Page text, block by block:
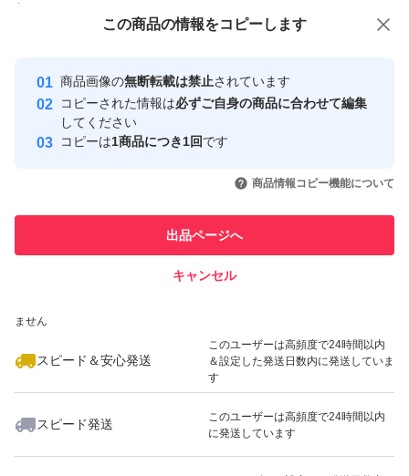
付与しています
安心取引出品者
心・安全なユーザーです
取引実績
引を完了させた実績があります
での取引実績があります
ません
スピード＆安心発送
このユーザーは高頻度で24時間以内
＆設定した発送日数内に発送していま
す
スピード発送
このユーザーは高頻度で24時間以内
に発送しています
この商品の情報をコピーします
商品画像の無断転載は禁止されています
コピーされた情報は必ずご自身の商品に合わせて編集
してください
コピーは1商品につき1回です
商品情報コピー機能について
出品ページへ
キャンセル
この商品をみている人にオススメ
いいね！
820